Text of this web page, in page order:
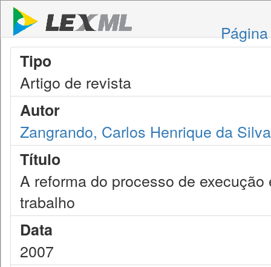
Tipo
Artigo de revista
Autor
Zangrando, Carlos Henrique da Silva
Título
A reforma do processo de
trabalho
Data
2007